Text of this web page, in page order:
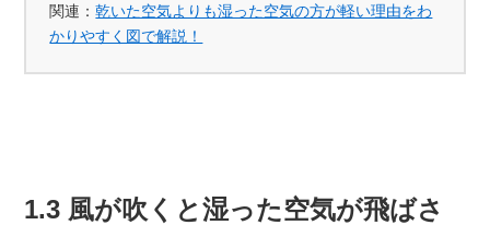
関連：乾いた空気よりも湿った空気の方が軽い理由をわ
かりやすく図で解説！
1.3 風が吹くと湿った空気が飛ばさ